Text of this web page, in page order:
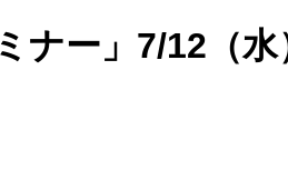
ー」7/12（水